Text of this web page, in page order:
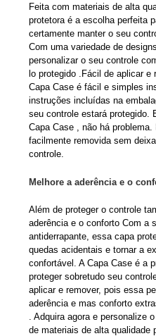
Feita com materiais de alta
protetora é a escolha perfeita
certamente manter o seu
Com uma variedade de
personalizar o seu controle
lo protegido .
Fácil de aplicar e
Capa Case é fácil e simples
instruções incluídas na
seu controle estará protegido.
Capa Case , não há
facilmente removida sem
controle.
Melhore a aderência e o
Além de proteger o controle
aderência e o conforto Com a
antiderrapante, essa capa
quedas acidentais e tornar a
confortável.A Capa Case é a
proteger sobretudo seu
aplicar e remover, pois essa
aderência e mas conforto
. Adquira agora e personalize
de materiais de alta qualidade